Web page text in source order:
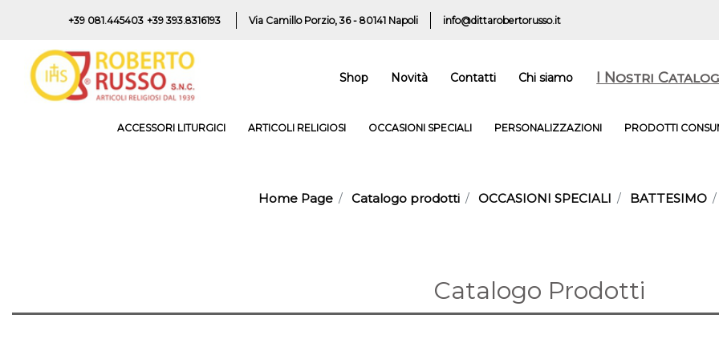
+39 081.445403 +39 393.8316193 Via Camillo Porzio, 36 - 80141 Napoli info@dittarobertorusso.it
Shop Novità Contatti Chi siamo I Nostri
ACCESSORI LITURGICI ARTICOLI RELIGIOSI OCCASIONI SPECIALI PERSONALIZZAZIONI PRODOTTI
Home Page Catalogo prodotti OCCASIONI SPECIALI BATTESIMO
Catalogo Prodotti